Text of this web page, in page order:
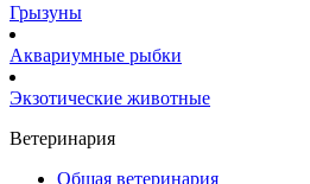
Грызуны
Аквариумные рыбки
Экзотические животные
Ветеринария
Общая ветеринария